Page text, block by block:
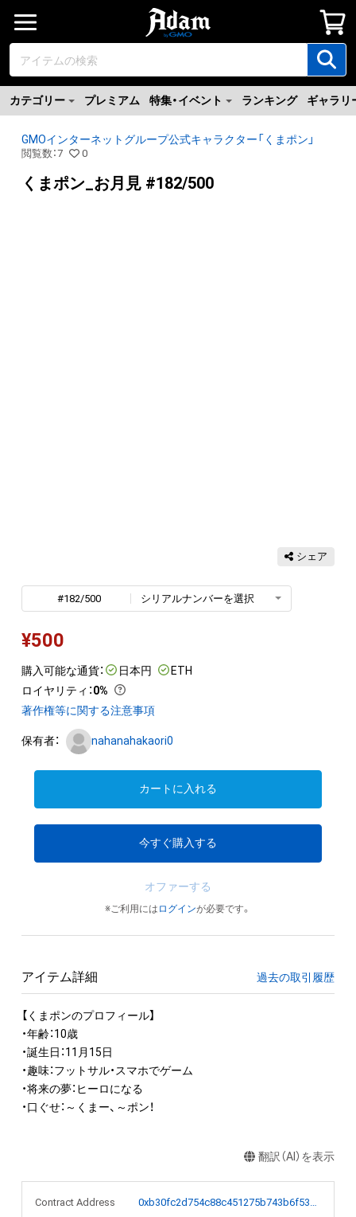
カテゴリー プレミアム 特集・イベント ランキング ギャラリ
GMOインターネットグループ公式キャラクター「くまポン」
閲覧数 ：7 0
くまポン_お月見 #182/500
シェア
#182/500 シリアルナンバーを選択
¥500
購入可能な通貨： 日本円
ETH
ロイヤリティ ：0%
著作権等に関する注意事項
保有者： nahanahakaori0
カートに入れる
今すぐ購入する
オファーする
※ご利用には ログインが必要です。
アイテム詳細 過去の取引履歴
【くまポンのプロフィール】
・年齢：10歳
・誕生日：11月15日
・趣味：フットサル・スマホでゲーム
・将来の夢：ヒーロになる
・口ぐせ：～くまー、～ポン！
翻訳（AI）を表示
Contract Address
0xb30fc2d754c88c451275b743b6f530f19f643683